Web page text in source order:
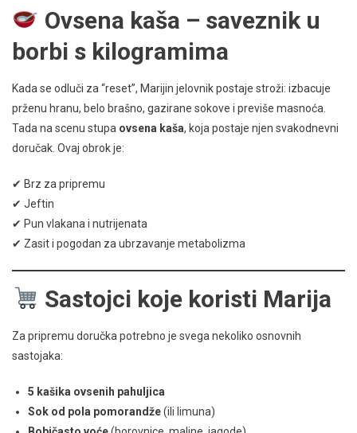
Ovsena kaša – saveznik u
borbi s kilogramima
Kada se odluči za “reset”, Marijin jelovnik postaje stroži: izbacuje
prženu hranu, belo brašno, gazirane sokove i previše masnoća.
Tada na scenu stupa ovsena kaša, koja postaje njen svakodnevni
doručak. Ovaj obrok je:
✔ Brz za pripremu
✔ Jeftin
✔ Pun vlakana i nutrijenata
✔ Zasit i pogodan za ubrzavanje metabolizma
Sastojci koje koristi Marija
Za pripremu doručka potrebno je svega nekoliko osnovnih
sastojaka:
5 kašika ovsenih pahuljica
Sok od pola pomorandže(ili limuna)